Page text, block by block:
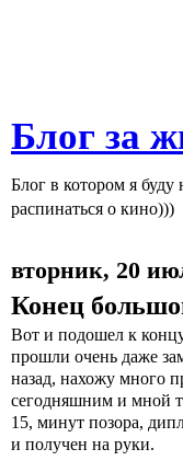
Блог за
Блог в котором я буду
распинаться о кино)))
вторник, 20
Конец
Вот и подошел к
прошли очень даже
назад, нахожу много
сегодняшним и мной
15, минут позора,
и получен на руки.